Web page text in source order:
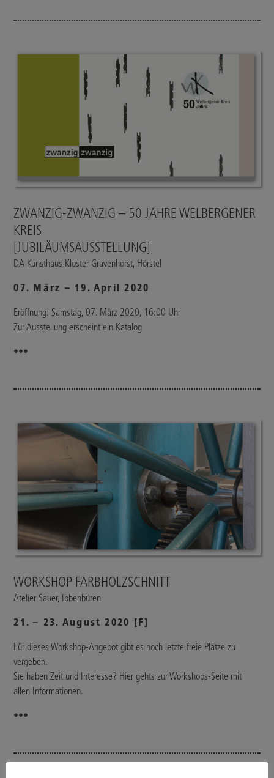
ZWANZIG-ZWANZIG – 50 JAHRE WELBERGENER
KREIS
[JUBILÄUMSAUSSTELLUNG]
DA Kunsthaus Kloster Gravenhorst, Hörstel
07. März – 19. April 2020
Eröffnung: Samstag, 07. März 2020, 16:00 Uhr
Zur Ausstellung erscheint ein Katalog
•••
WORKSHOP FARBHOLZSCHNITT
Atelier Sauer, Ibbenbüren
21. – 23. August 2020 [F]
Für dieses Workshop-Angebot gibt es noch letzte freie Plätze zu
vergeben.
Sie haben Zeit und Interesse? Hier gehts zur Workshops-Seite mit
allen Informationen.
•••